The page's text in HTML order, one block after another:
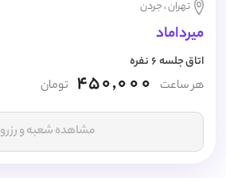
تهران ، جردن
میرداماد
اتاق جلسه 6 نفره
هر ساعت 450,000 تومان
مشاهده شعبه و رزرو